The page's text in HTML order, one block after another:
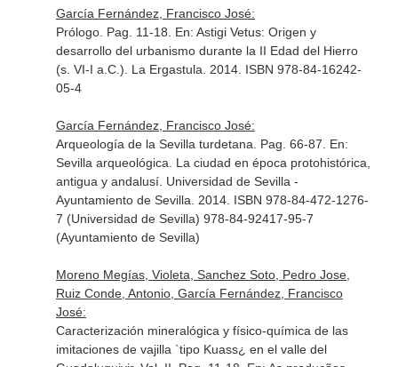
García Fernández, Francisco José:
Prólogo. Pag. 11-18. En: Astigi Vetus: Origen y
desarrollo del urbanismo durante la II Edad del Hierro
(s. VI-I a.C.) . La Ergastula. 2014. ISBN 978-84-16242-
05-4
García Fernández, Francisco José:
Arqueología de la Sevilla turdetana. Pag. 66-87. En:
Sevilla arqueológica. La ciudad en época protohistórica,
antigua y andalusí. Universidad de Sevilla -
Ayuntamiento de Sevilla. 2014. ISBN 978-84-472-1276-
7 (Universidad de Sevilla) 978-84-92417-95-7
(Ayuntamiento de Sevilla)
Moreno Megías, Violeta, Sanchez Soto, Pedro Jose,
Ruiz Conde, Antonio, García Fernández, Francisco
José:
Caracterización mineralógica y físico-química de las
imitaciones de vajilla `tipo Kuass¿ en el valle del